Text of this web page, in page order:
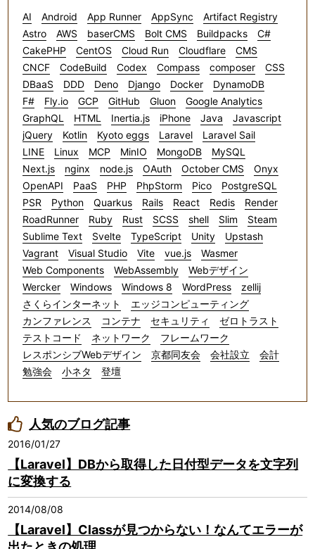
AI Android App Runner AppSync
Artifact Registry
Astro
AWS baserCMS Bolt CMS Buildpacks
C#
CakePHP
CentOS Cloud Run Cloudflare
CMS
CNCF
CodeBuild Codex Compass composer
CSS
DBaaS
DDD Deno Django Docker
DynamoDB
F#
Fly.io GCP GitHub Gluon
Google Analytics
GraphQL
HTML Inertia.js iPhone Java
Javascript
jQuery
Kotlin Kyoto eggs Laravel
Laravel Sail
LINE
Linux MCP MinIO MongoDB
MySQL
Next.js
nginx node.js OAuth October CMS
Onyx
OpenAPI
PaaS PHP PhpStorm Pico
PostgreSQL
PSR
Python Quarkus Rails React Redis
Render
RoadRunner
Ruby Rust SCSS shell Slim
Steam
Sublime Text
Svelte TypeScript Unity
Upstash
Vagrant
Visual Studio Vite vue.js
Wasmer
Web Components
WebAssembly
Webデザイン
Wercker
Windows Windows 8 WordPress
zellij
さくらインターネット
エッジコンピューティング
カンファレンス
コンテナ セキュリティ
ゼロトラスト
テストコード
ネットワーク
フレームワーク
レスポンシブWebデザイン
京都同友会 会社設立
会計
勉強会
小ネタ 登壇
人気のブログ記事
2016/01/27
【Laravel】DBから取得した日付型データを文字列
に変換する
2014/08/08
【Laravel】Classが見つからない！なんてエラーが